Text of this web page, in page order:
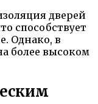
дверей
способствует
Однако, в
более высоком